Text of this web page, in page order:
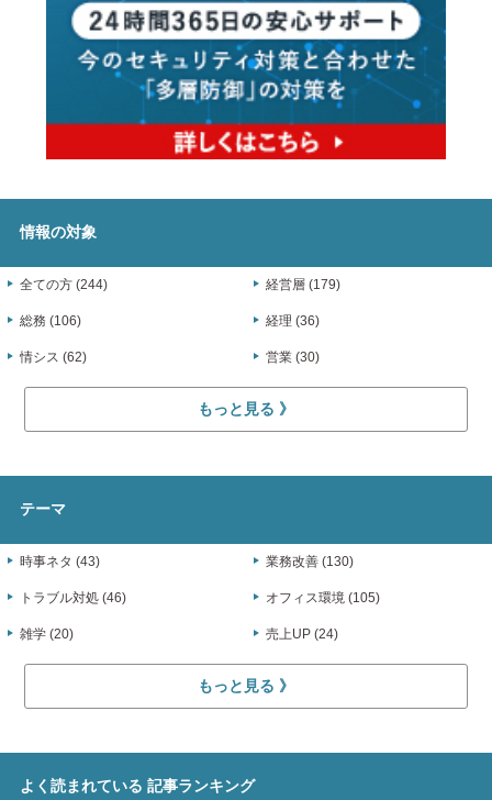
情報の対象
全ての方 (244) 経営層 (179)
総務 (106) 経理 (36)
情シス (62) 営業 (30)
もっと見る
テーマ
時事ネタ (43) 業務改善 (130)
トラブル対処 (46) オフィス環境 (105)
雑学 (20) 売上UP (24)
もっと見る
よく読まれている 記事ランキング